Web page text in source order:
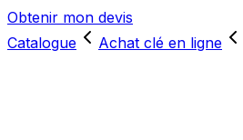
Obtenir mon devis
Catalogue
Achat clé en ligne